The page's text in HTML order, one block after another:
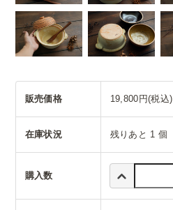
販売価格 19,800円(税込)
在庫状況 残りあと 1 個
購入数